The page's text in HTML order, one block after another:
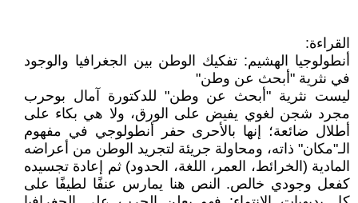
القراءة:
أنطولوجيا الهشيم: تفكيك الوطن بين الجغرافيا والوجود
في نثرية "أبحث عن وطن"
ليست نثرية "أبحث عن وطن" للدكتورة آمال بوحرب
مجرد شجن لغوي يفيض على الورق، ولا هي بكاء على
أطلال ضائعة؛ إنها بالأحرى حفر أنطولوجي في مفهوم
الـ"مكان" ذاته، ومحاولة جريئة لتجريد الوطن من أعراضه
المادية (الخرائط، العمر، اللغة، الحدود) ثم إعادة تجسيده
كفعل وجودي خالص. النص هنا يمارس عنفًا لطيفًا على